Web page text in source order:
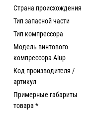
Страна происхождения
Тип запасной части
Тип компрессора
Модель винтового
компрессора Alup
Код производителя /
артикул
Примерные габариты
товара *